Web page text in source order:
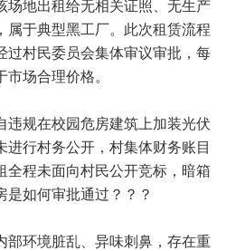
场地出租给无相关证照、无生产
属于典型黑工厂。此次租赁流程
过村民委员会集体审议审批，每
场合理价格。
违规在校园危房建筑上加装光伏
进行村务公开，村集体财务账目
全程未面向村民公开竞标，暗箱
是如何审批通过？？？
部环境脏乱、异味刺鼻，存在重